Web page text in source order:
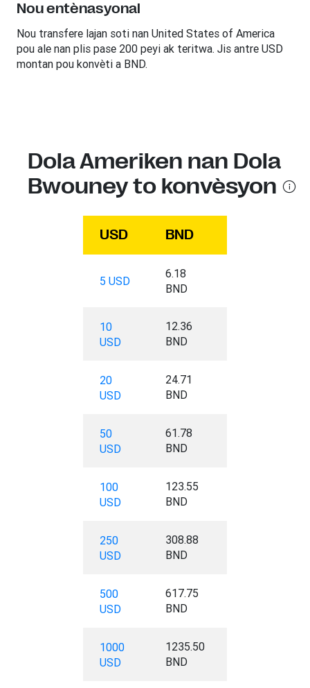
Nou entènasyonal
Nou transfere lajan soti nan United States of America
pou ale nan plis pase 200 peyi ak teritwa. Jis antre USD
montan pou konvèti a BND.
Dola Ameriken nan Dola
Bwouney to konvèsyon
USD BND
5 USD
6.18
BND
10
USD
12.36
BND
20
USD
24.71
BND
50
USD
61.78
BND
100
USD
123.55
BND
250
USD
308.88
BND
500
USD
617.75
BND
1000
USD
1235.50
BND